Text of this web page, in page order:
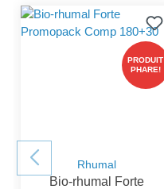
PRODUIT
PHARE!
Rhumal
Bio-rhumal Forte